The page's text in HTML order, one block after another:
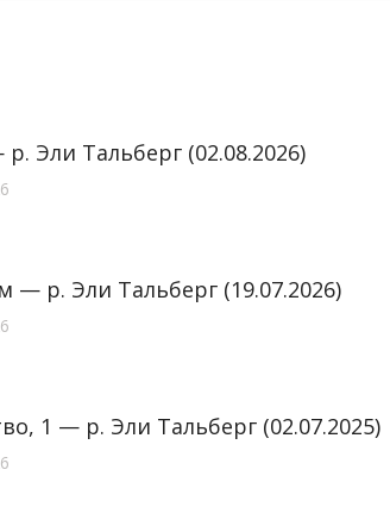
Эли Тальберг (02.08.2026)
— р. Эли Тальберг (19.07.2026)
1 — р. Эли Тальберг (02.07.2025)